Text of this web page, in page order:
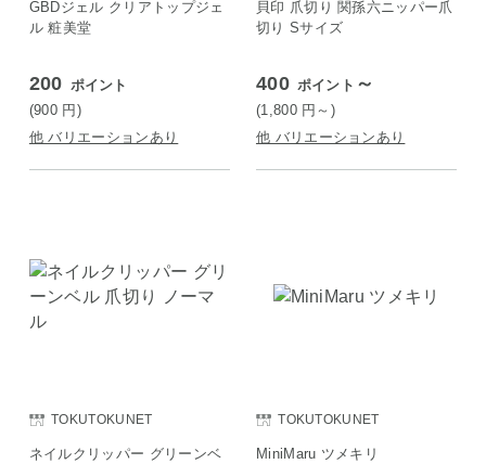
GBDジェル クリアトップジェ
ル 粧美堂
200 ポイント
(900 円 )
他 バリエーションあり
貝印 爪切り 関孫六ニッパー爪
切り Sサイズ
400 ポイント ～
(1,800 円 ～)
他 バリエーションあり
TOKUTOKUNET
ネイルクリッパー グリーンベ
TOKUTOKUNET
MiniMaru ツメキリ